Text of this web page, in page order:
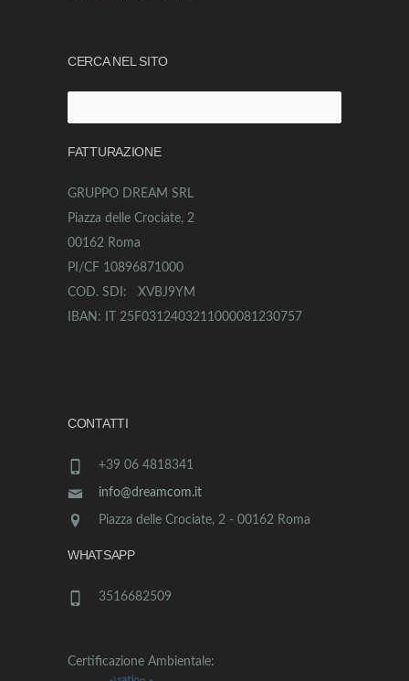
CERCA NEL SITO
per:
FATTURAZIONE
GRUPPO DREAM SRL
Piazza delle Crociate, 2
00162 Roma
PI/CF 10896871000
COD. SDI: XVBJ9YM
IBAN: IT 25F0312403211000081230757
CONTATTI
+39 06 4818341
info@dreamcom.it
Piazza delle Crociate, 2 - 00162 Roma
WHATSAPP
3516682509
Certificazione Ambientale: